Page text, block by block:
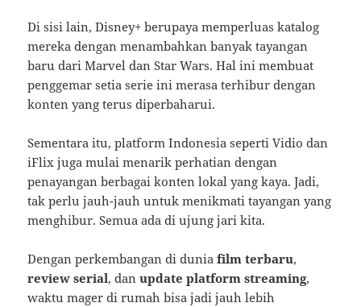
Di sisi lain, Disney+ berupaya memperluas katalog
mereka dengan menambahkan banyak tayangan
baru dari Marvel dan Star Wars. Hal ini membuat
penggemar setia serie ini merasa terhibur dengan
konten yang terus diperbaharui.
Sementara itu, platform Indonesia seperti Vidio dan
iFlix juga mulai menarik perhatian dengan
penayangan berbagai konten lokal yang kaya. Jadi,
tak perlu jauh-jauh untuk menikmati tayangan yang
menghibur. Semua ada di ujung jari kita.
Dengan perkembangan di duniafilm terbaru,
review serial, danupdate platform streaming,
waktu mager di rumah bisa jadi jauh lebih